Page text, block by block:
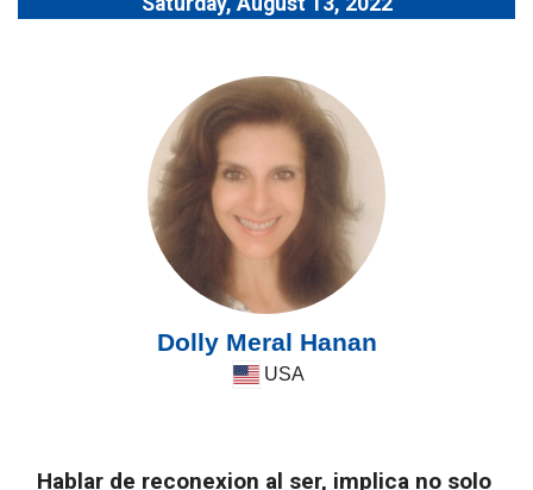
Dolly Meral Hanan
USA
Hablar de reconexion al ser, implica no solo